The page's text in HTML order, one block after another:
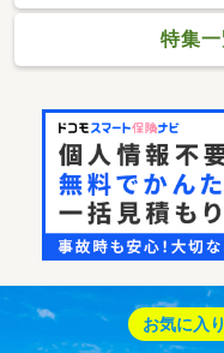
特集
お気に入